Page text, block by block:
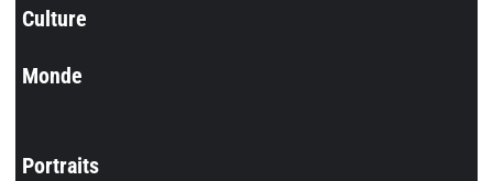
Culture
Monde
Portraits